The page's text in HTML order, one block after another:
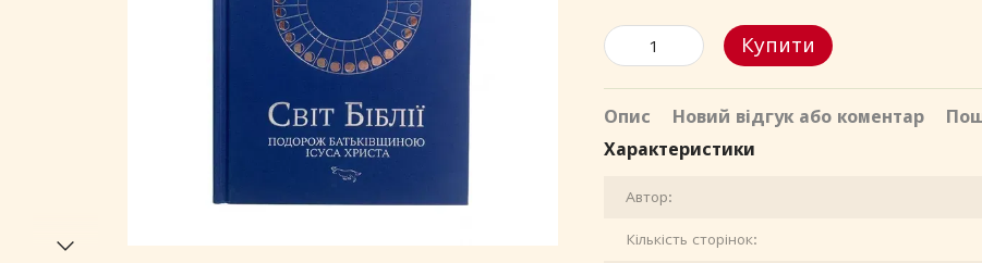
Купити
Опис Новий відгук або коментар
Характеристики
Автор:
Кількість сторінок: